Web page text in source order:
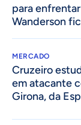
para
Wanderson
MERCADO
Cruzeiro
em atacante
Girona, da